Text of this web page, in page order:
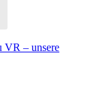
VR – unsere